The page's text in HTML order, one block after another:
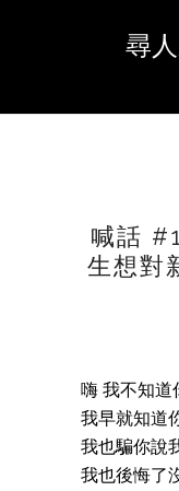
尋
喊話
生想對
嗨 我不知道
我早就知道
我也騙你說
我也後悔了